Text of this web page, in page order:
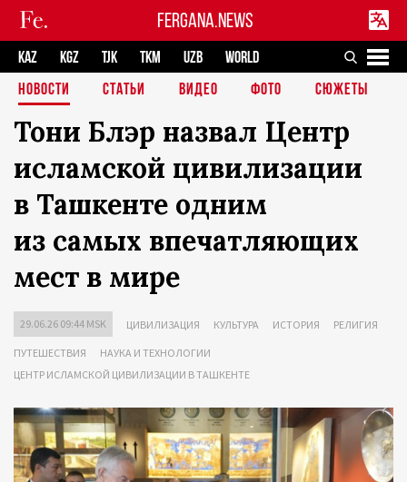
FERGANA.NEWS
KAZ KGZ TJK TKM UZB
WORLD
НОВОСТИ
СТАТЬИ ВИДЕО ФОТО СЮЖЕТЫ
Тони Блэр назвал Центр
исламской цивилизации
в Ташкенте одним
из самых впечатляющих
мест в мире
29.06.26 09:44 MSK ЦИВИЛИЗАЦИЯ КУЛЬТУРА ИСТОРИЯ РЕЛИГИЯ
ПУТЕШЕСТВИЯ
НАУКА И ТЕХНОЛОГИИ
ЦЕНТР ИСЛАМСКОЙ ЦИВИЛИЗАЦИИ В ТАШКЕНТЕ